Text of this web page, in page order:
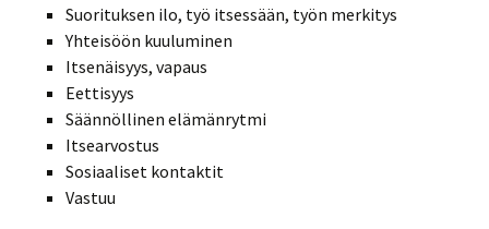
Suorituksen ilo, työ itsessään, työn merkitys
Yhteisöön kuuluminen
Itsenäisyys, vapaus
Eettisyys
Säännöllinen elämänrytmi
Itsearvostus
Sosiaaliset kontaktit
Vastuu